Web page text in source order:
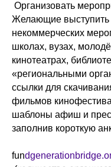
Организовать
Желающие выступить
некоммерческих
школах, вузах,
кинотеатрах,
«региональными
ссылки для
фильмов
шаблоны афиш и
заполнив короткую
fun